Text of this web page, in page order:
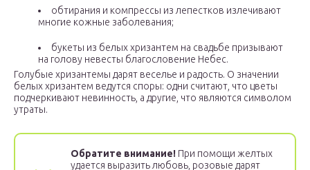
обтирания и компрессы из лепестков излечивают
многие кожные заболевания;
букеты из белых хризантем на свадьбе призывают
на голову невесты благословение Небес.
Голубые хризантемы дарят веселье и радость. О значении
белых хризантем ведутся споры: одни считают, что цветы
подчеркивают невинность, а другие, что являются символом
утраты.
Обратите внимание! При помощи желтых
удается выразить любовь, розовые дарят